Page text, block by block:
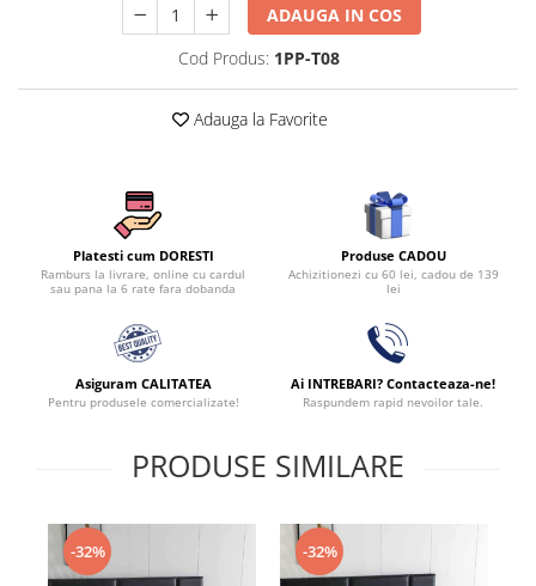
Lenjerii De Pat, Finet Premium, 1
Lenjerii De Pat Damasc 1 Persoana
Lenjerii De Pat, Imprimeu 3D, 1
ADAUGA IN COS
Cod Produs: 1PP-T08
Adauga la Favorite
Platesti cum DORESTI
Ramburs la livrare, online cu cardul
sau pana la 6 rate fara dobanda
Produse CADOU
Achizitionezi cu 60 lei, cadou de 139
lei
Asiguram CALITATEA
Pentru produsele comercializate!
Ai INTREBARI? Contacteaza-ne!
Raspundem rapid nevoilor tale.
PRODUSE SIMILARE
-32% -32%